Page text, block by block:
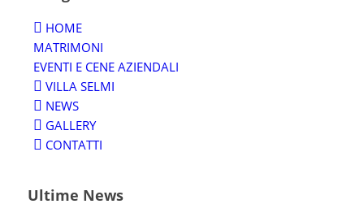
HOME
MATRIMONI
EVENTI E CENE AZIENDALI
VILLA SELMI
NEWS
GALLERY
CONTATTI
Ultime News